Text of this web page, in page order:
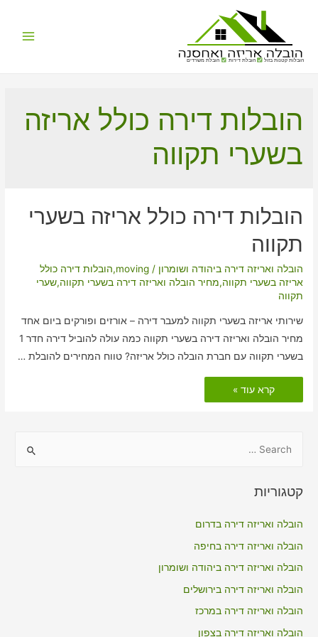
הובלות קטנות בזול הובלת דירות הובלת משרדים
הובלות דירה כולל אריזה
בשערי תקווה
הובלות דירה כולל אריזה בשערי
תקווה
הובלה ואריזה דירה ביהודה ושומרון /
moving
,הובלות דירה כולל
אריזה בשערי תקווה,מחיר הובלה ואריזה דירה בשערי תקווה,שערי
תקווה
שירותי אריזה בשערי תקווה למעבר דירה – אורזים ופורקים ביום אחד
מחיר הובלה ואריזה דירה בשערי תקווה כמה עולה להוביל דירה חדר 1
בשערי תקווה עם חברת הובלה כולל אריזה? טווח המחירים להובלת …
הובלות
דירה
כולל
קרא עוד »
r
o
r
:
קטגוריות
הובלה ואריזה דירה בדרום
הובלה ואריזה דירה בחיפה
הובלה ואריזה דירה ביהודה ושומרון
הובלה ואריזה דירה בירושלים
הובלה ואריזה דירה במרכז
הובלה ואריזה דירה בצפון